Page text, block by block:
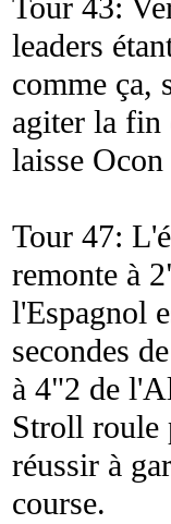
Tour 43:
leaders
comme ça,
agiter la fin
laisse
Tour 47:
remonte à
l'Espagnol
secondes
à 4"2 de
Stroll roule
réussir à
course.